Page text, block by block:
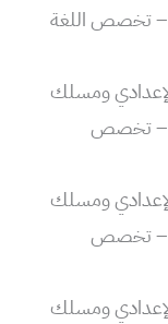
– تخصص اللغة
ومسلك
– تخصص
ومسلك
– تخصص
ومسلك